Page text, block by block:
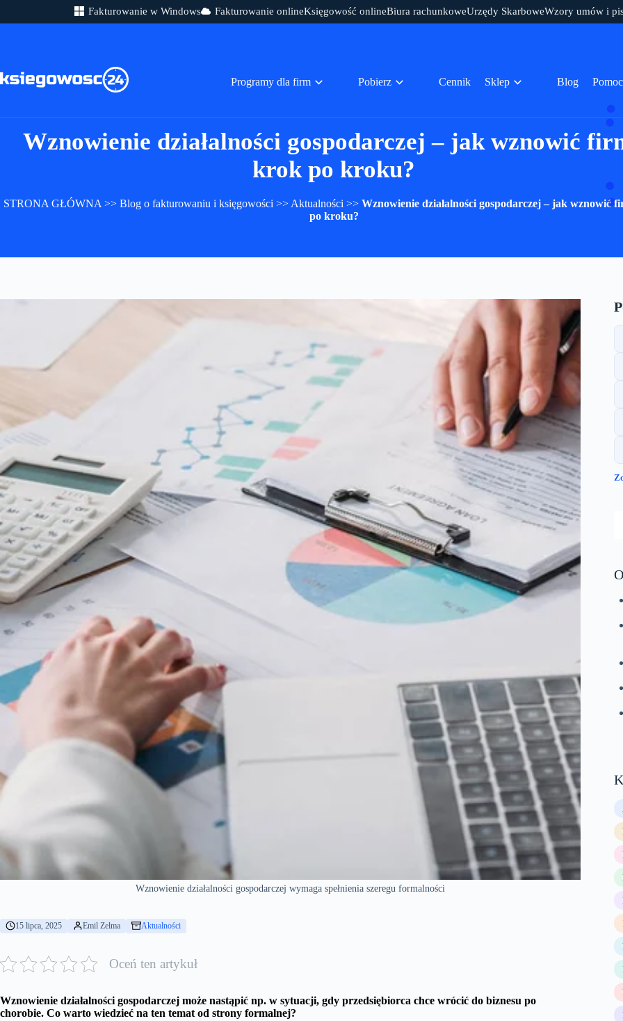
Fakturowanie w Windows Fakturowanie onlineKsięgowość onlineBiura rachunkoweUrzędy SkarboweWzory umów i
Programy dla firm Pobierz Cennik Sklep Blog Pomoc
Wznowienie działalności gospodarczej – jak wznowić
krok po kroku?
STRONA GŁÓWNA >> Blog o fakturowaniu i księgowości >> Aktualności >> Wznowienie działalności gospodarczej – jak wznowić
po kroku?
Wznowienie działalności gospodarczej wymaga spełnienia szeregu formalności
15 lipca, 2025 Emil Zelma Aktualności
Oceń ten artykuł
Wznowienie działalności gospodarczej może nastąpić np. w sytuacji, gdy przedsiębiorca chce wrócić do biznesu po
chorobie. Co warto wiedzieć na ten temat od strony formalnej?